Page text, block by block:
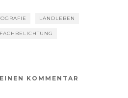
LANDLEBEN
KOMMENTAR